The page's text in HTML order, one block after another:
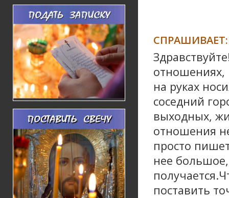
СПРАШИВАЕТ:
отношениях,
на руках
соседний
выходных,
отношения
просто
нее
поставить